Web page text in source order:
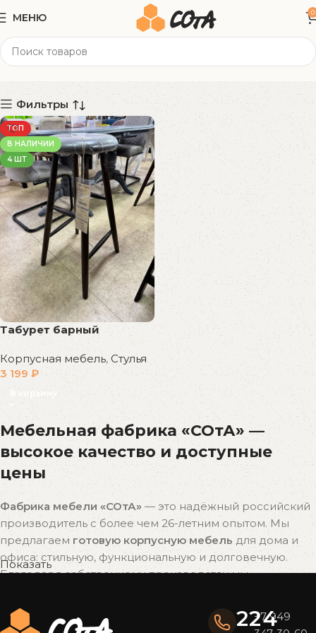
МЕНЮ 0
34x34x77 см
Фильтры
ТОП
В НАЛИЧИИ
4 ШТ
Табурет барный
Корпусная мебель, Стулья
3 199 ₽
В корзину
Мебельная фабрика «СОтА» —
высокое качество и доступные
цены
Фабрика мебели «СОтА»— это надёжный российский
производитель с более чем 26-летним опытом. Мы
предлагаемготовую корпусную мебель для дома и
офиса: стильную, функциональную и долговечную.
Благодаря собственному производству мы
качества
Показать
224
+7 949